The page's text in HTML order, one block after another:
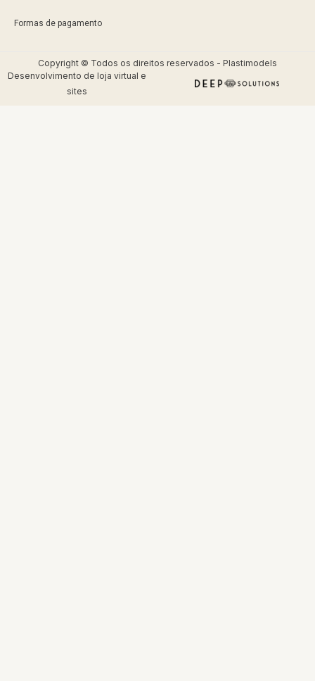
Formas de pagamento
Copyright © Todos os direitos reservados - Plastimodels
Desenvolvimento de loja virtual e
sites